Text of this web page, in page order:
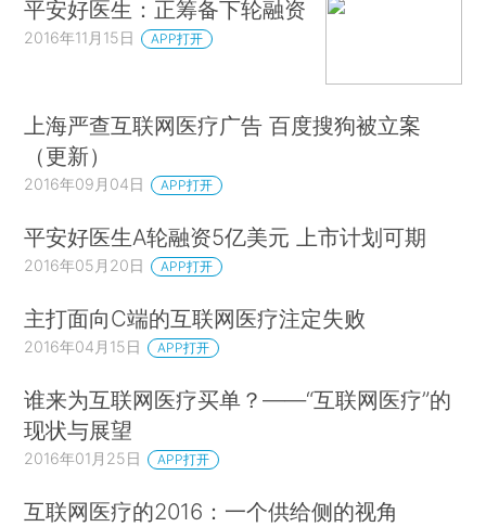
平安好医生：正筹备下轮融资
2016年11月15日 APP打开
上海严查互联网医疗广告 百度搜狗被立案
（更新）
2016年09月04日 APP打开
平安好医生A轮融资5亿美元 上市计划可期
2016年05月20日 APP打开
主打面向C端的互联网医疗注定失败
2016年04月15日 APP打开
谁来为互联网医疗买单？——“互联网医疗”的
现状与展望
2016年01月25日 APP打开
互联网医疗的2016：一个供给侧的视角